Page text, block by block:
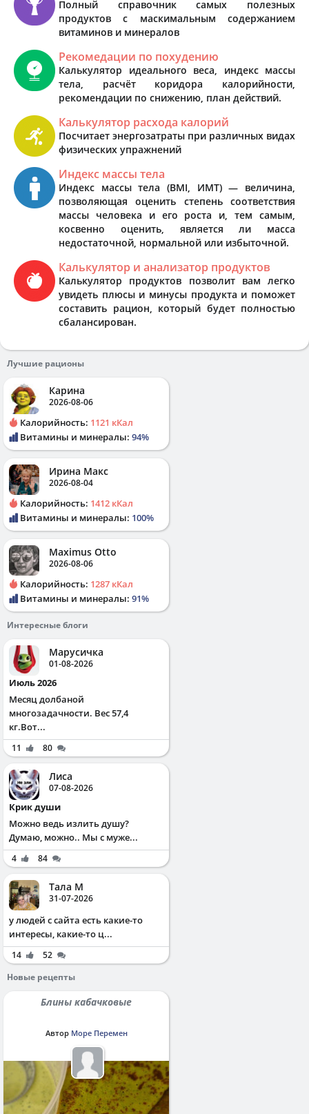
Полный справочник самых полезных
продуктов с маскимальным содержанием
витаминов и минералов
Рекомедации по похудению
Калькулятор идеального веса, индекс массы
тела, расчёт коридора калорийности,
рекомендации по снижению, план действий.
Калькулятор расхода калорий
Посчитает энергозатраты при различных видах
физических упражнений
Индекс массы тела
Индекс массы тела (BMI, ИМТ) — величина,
позволяющая оценить степень соответствия
массы человека и его роста и, тем самым,
косвенно оценить, является ли масса
недостаточной, нормальной или избыточной.
Калькулятор и анализатор продуктов
Калькулятор продуктов позволит вам легко
увидеть плюсы и минусы продукта и поможет
составить рацион, который будет полностью
сбалансирован.
Лучшие рационы
Карина
2026-08-06
Калорийность: 1121 кКал
Витамины и минералы: 94%
Ирина Макс
2026-08-04
Калорийность: 1412 кКал
Витамины и минералы: 100%
Maximus Otto
2026-08-06
Калорийность: 1287 кКал
Витамины и минералы: 91%
Интересные блоги
Марусичка
01-08-2026
Июль 2026
Месяц долбаной
многозадачности. Вес 57,4
кг.Вот...
11 80
Лиса
07-08-2026
Крик души
Можно ведь излить душу?
Думаю, можно.. Мы с муже...
4 84
Тала М
31-07-2026
у людей с сайта есть какие-то
интересы, какие-то ц...
14
52
Новые рецепты
Блины кабачковые
Автор Море Перемен